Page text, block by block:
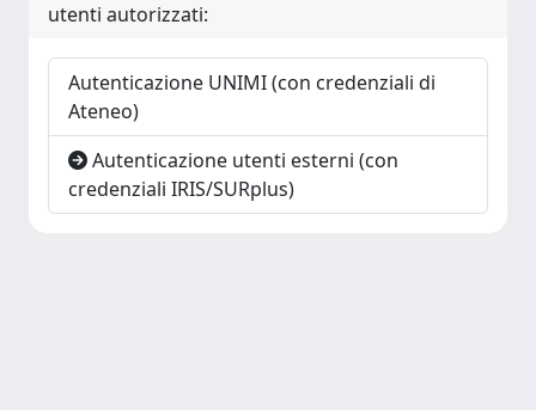
utenti autorizzati:
Autenticazione UNIMI (con credenziali di
Ateneo)
Autenticazione utenti esterni (con
credenziali IRIS/SURplus)